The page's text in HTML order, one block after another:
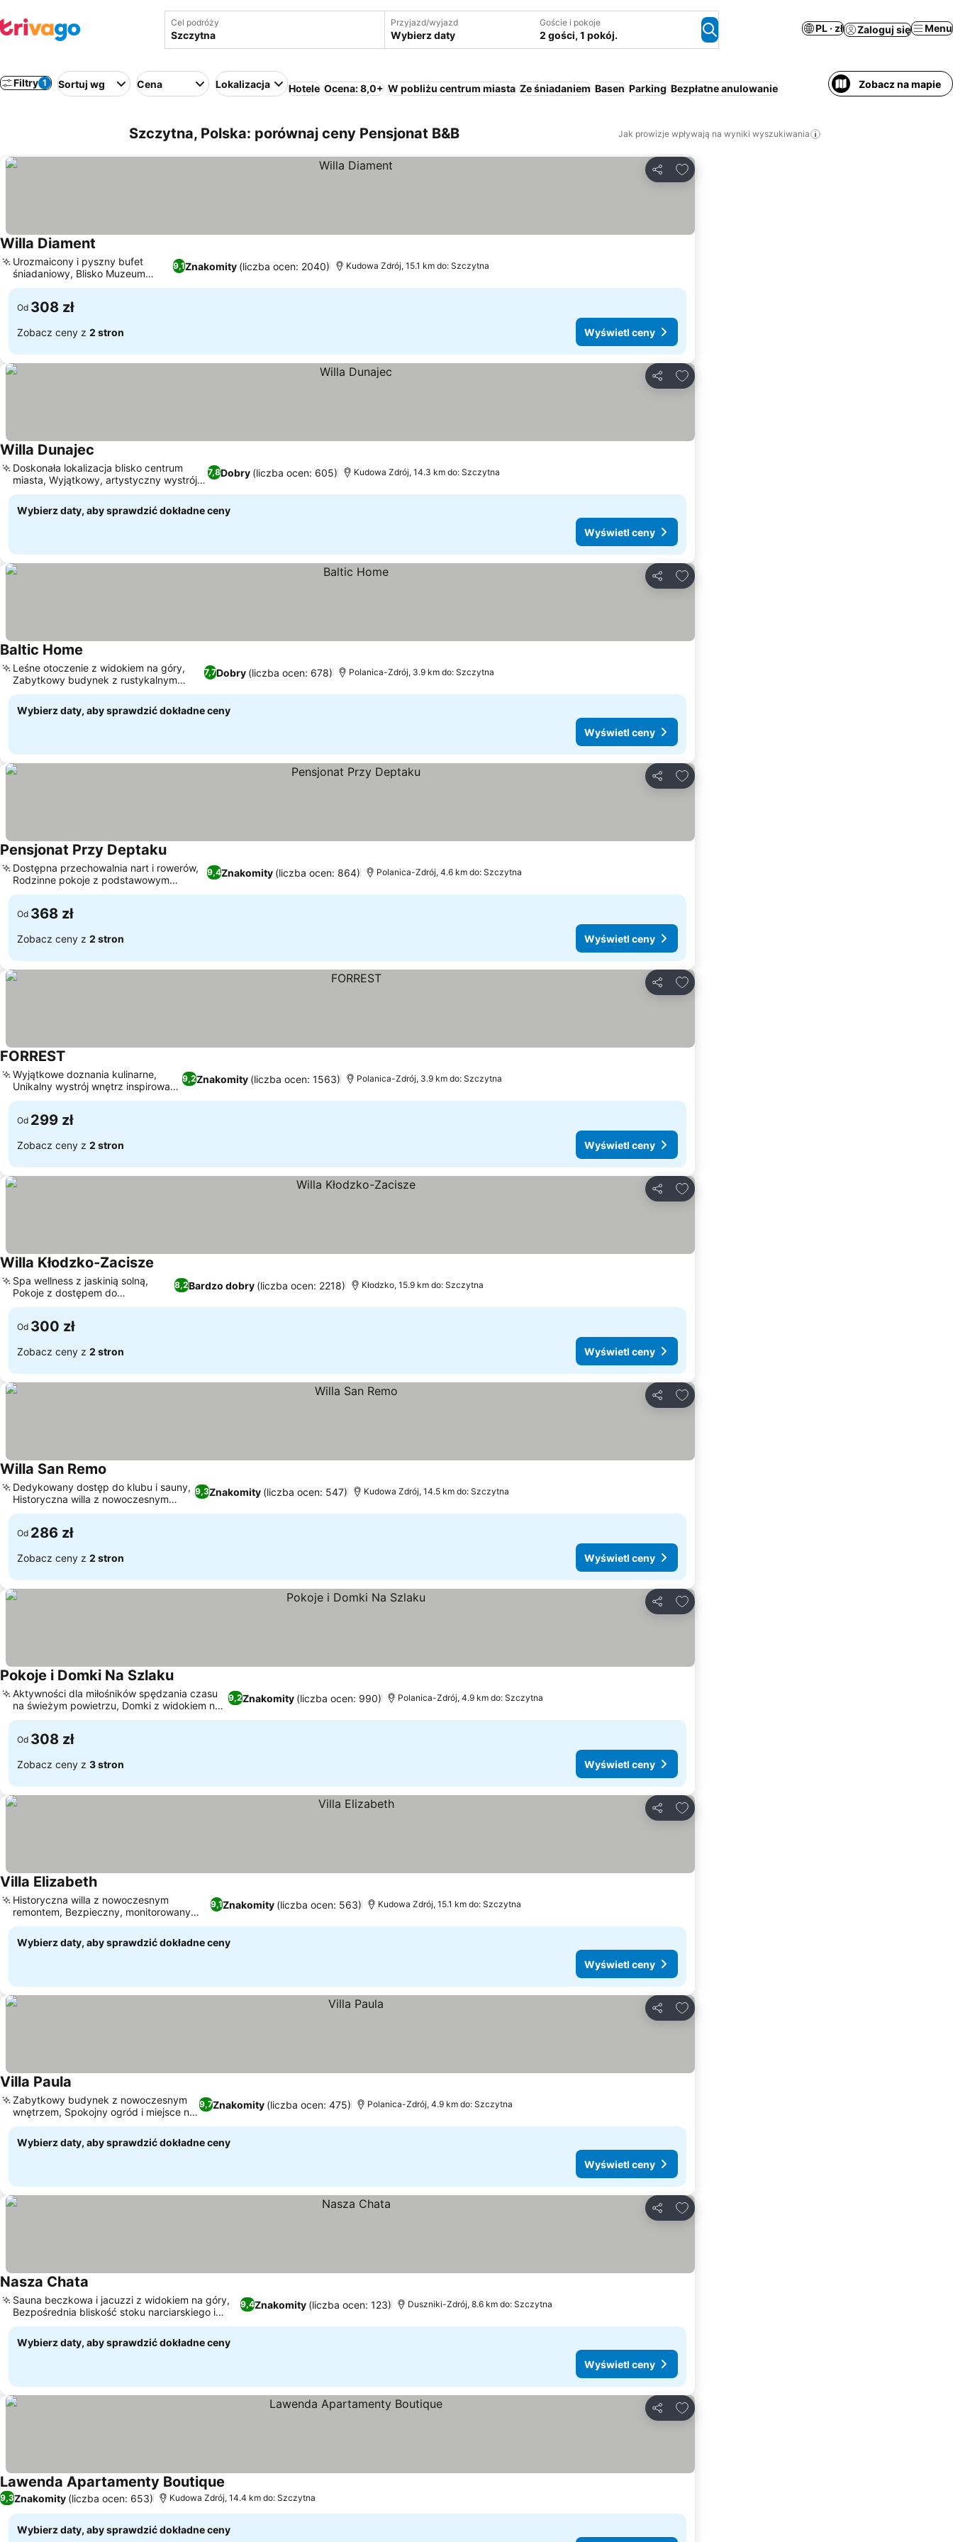
Cel podróży Przyjazd/wyjazd
Wybierz daty
Goście i pokoje
2 gości, 1 pokój.
PL · zł Zaloguj się Menu
Filtry 1 Sortuj wg Cena Lokalizacja Hotele Ocena: 8,0+ W pobliżu centrum miasta Ze śniadaniem Basen Parking Bezpłatne anulowanie Zobacz na mapie
Szczytna, Polska: porównaj ceny Pensjonat B&B Jak prowizje wpływają na wyniki wyszukiwania
Udostępnij
Dodaj do ulubionych
Willa Diament
9,1Znakomity (liczba ocen: 2040)
Urozmaicony i pyszny bufet
śniadaniowy, Blisko Muzeum
Minerałów
Kudowa Zdrój, 15.1 km do: Szczytna
Od 308 zł
Zobacz ceny z 2 stron Wyświetl ceny
Udostępnij
Dodaj do ulubionych
Willa Dunajec
7,8Dobry (liczba ocen: 605)
Doskonała lokalizacja blisko centrum
miasta, Wyjątkowy, artystyczny wystrój
wnętrz
Kudowa Zdrój, 14.3 km do: Szczytna
Wybierz daty, aby sprawdzić dokładne ceny
Wyświetl ceny
Udostępnij
Dodaj do ulubionych
Baltic Home
7,7Dobry (liczba ocen: 678)
Leśne otoczenie z widokiem na góry,
Zabytkowy budynek z rustykalnym
urokiem
Polanica-Zdrój, 3.9 km do: Szczytna
Wybierz daty, aby sprawdzić dokładne ceny
Wyświetl ceny
Udostępnij
Dodaj do ulubionych
Pensjonat Przy Deptaku
9,4Znakomity (liczba ocen: 864)
Dostępna przechowalnia nart i rowerów,
Rodzinne pokoje z podstawowym
wyposażeniem
Polanica-Zdrój, 4.6 km do: Szczytna
Od 368 zł
Zobacz ceny z 2 stron Wyświetl ceny
Udostępnij
Dodaj do ulubionych
FORREST
9,2Znakomity (liczba ocen: 1563)
Wyjątkowe doznania kulinarne,
Unikalny wystrój wnętrz inspirowany
lasem
Polanica-Zdrój, 3.9 km do: Szczytna
Od 299 zł
Zobacz ceny z 2 stron Wyświetl ceny
Udostępnij
Dodaj do ulubionych
Willa Kłodzko-Zacisze
8,2Bardzo dobry (liczba ocen: 2218)
Spa wellness z jaskinią solną,
Pokoje z dostępem do
prywatnego tarasu
Kłodzko, 15.9 km do: Szczytna
Od 300 zł
Zobacz ceny z 2 stron Wyświetl ceny
Udostępnij
Dodaj do ulubionych
Willa San Remo
9,3Znakomity (liczba ocen: 547)
Dedykowany dostęp do klubu i sauny,
Historyczna willa z nowoczesnym
urokiem
Kudowa Zdrój, 14.5 km do: Szczytna
Od 286 zł
Zobacz ceny z 2 stron Wyświetl ceny
Udostępnij
Dodaj do ulubionych
Pokoje i Domki Na Szlaku
9,2Znakomity (liczba ocen: 990)
Aktywności dla miłośników spędzania czasu
na świeżym powietrzu, Domki z widokiem na
ogród i tarasami
Polanica-Zdrój, 4.9 km do: Szczytna
Od 308 zł
Zobacz ceny z 3 stron Wyświetl ceny
Udostępnij
Dodaj do ulubionych
Villa Elizabeth
9,1Znakomity (liczba ocen: 563)
Historyczna willa z nowoczesnym
remontem, Bezpieczny, monitorowany
parking na miejscu
Kudowa Zdrój, 15.1 km do: Szczytna
Wybierz daty, aby sprawdzić dokładne ceny
Wyświetl ceny
Udostępnij
Dodaj do ulubionych
Villa Paula
9,7Znakomity (liczba ocen: 475)
Zabytkowy budynek z nowoczesnym
wnętrzem, Spokojny ogród i miejsce na
piknik
Polanica-Zdrój, 4.9 km do: Szczytna
Wybierz daty, aby sprawdzić dokładne ceny
Wyświetl ceny
Udostępnij
Dodaj do ulubionych
Nasza Chata
9,4Znakomity (liczba ocen: 123)
Sauna beczkowa i jacuzzi z widokiem na góry,
Bezpośrednia bliskość stoku narciarskiego i
wyciągu krzesełkowego
Duszniki-Zdrój, 8.6 km do: Szczytna
Wybierz daty, aby sprawdzić dokładne ceny
Wyświetl ceny
Udostępnij
Dodaj do ulubionych
Lawenda Apartamenty Boutique
9,3Znakomity (liczba ocen: 653) Kudowa Zdrój, 14.4 km do: Szczytna
Wybierz daty, aby sprawdzić dokładne ceny